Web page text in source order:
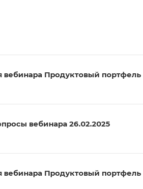
вебинара Продуктовый
вебинара 26.02.2025
вебинара Продуктовый